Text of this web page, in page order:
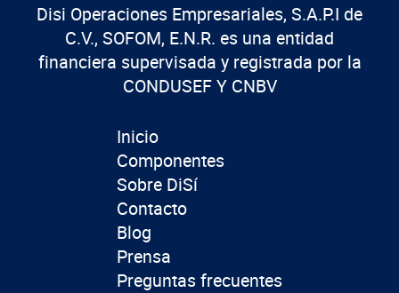
Inicio
Componentes
Sobre DiSí
Contacto
Blog
Prensa
Preguntas frecuentes
Disi Operaciones Empresariales, S.A.P.I de
C.V., SOFOM, E.N.R. es una entidad
financiera supervisada y registrada por la
CONDUSEF Y CNBV